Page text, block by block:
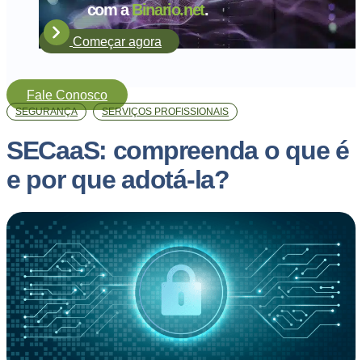
com aBinario.net.
Começar agora
Fale Conosco
SEGURANÇA SERVIÇOS PROFISSIONAIS
SECaaS: compreenda o que é
e por que adotá-la?